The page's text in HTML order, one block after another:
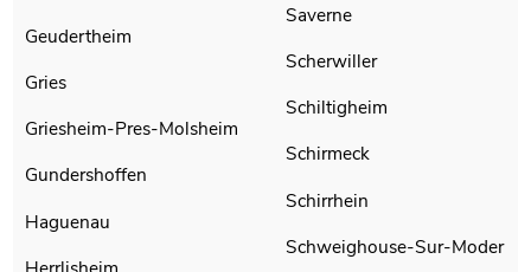
Geudertheim
Gries
Griesheim-Pres-Molsheim
Gundershoffen
Haguenau
Saverne
Scherwiller
Schiltigheim
Schirmeck
Schirrhein
Schweighouse-Sur-Moder